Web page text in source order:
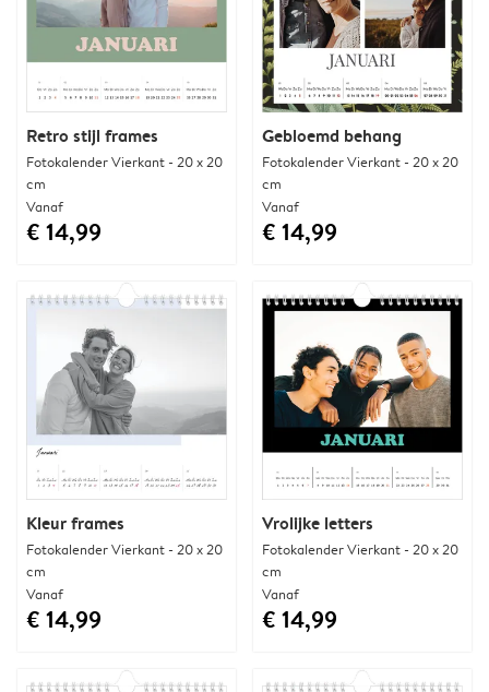
Retro stijl frames
Fotokalender Vierkant - 20 x 20
cm
Vanaf
€ 14,99
Gebloemd behang
Fotokalender Vierkant - 20 x 20
cm
Vanaf
€ 14,99
Kleur frames
Fotokalender Vierkant - 20 x 20
cm
Vanaf
€ 14,99
Vrolijke letters
Fotokalender Vierkant - 20 x 20
cm
Vanaf
€ 14,99